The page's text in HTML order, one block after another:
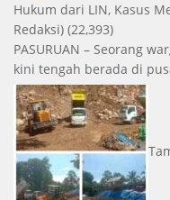
Hukum dari LIN, Kasus
Redaksi) (22,393)
PASURUAN – Seorang
kini tengah berada di